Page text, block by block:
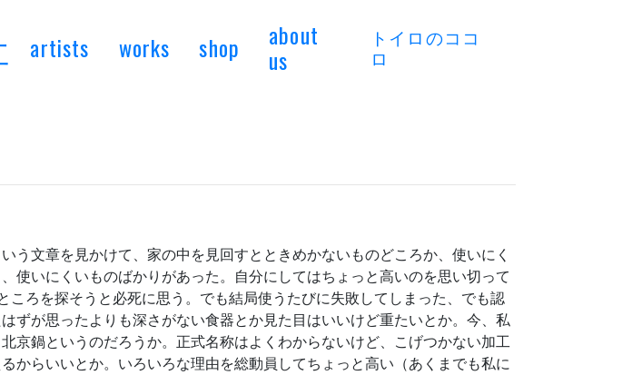
artists works shop about
us
トイロのココ
ロ
文章を見かけて、家の中を見回すとときめかないものどころか、使いにく
使いにくいものばかりがあった。自分にしてはちょっと高いのを思い切って
ろを探そうと必死に思う。でも結局使うたびに失敗してしまった、でも認
ずが思ったよりも深さがない食器とか見た目はいいけど重たいとか。今、私
京鍋というのだろうか。正式名称はよくわからないけど、こげつかない加工
からいいとか。いろいろな理由を総動員してちょっと高い（あくまでも私に